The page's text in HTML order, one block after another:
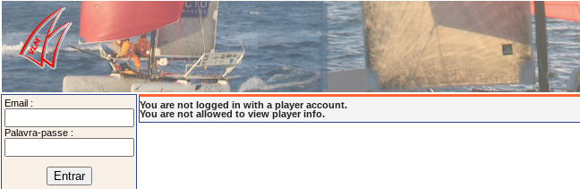
Email :
Palavra-passe :
You are not logged in with a player account.
You are not allowed to view player info.